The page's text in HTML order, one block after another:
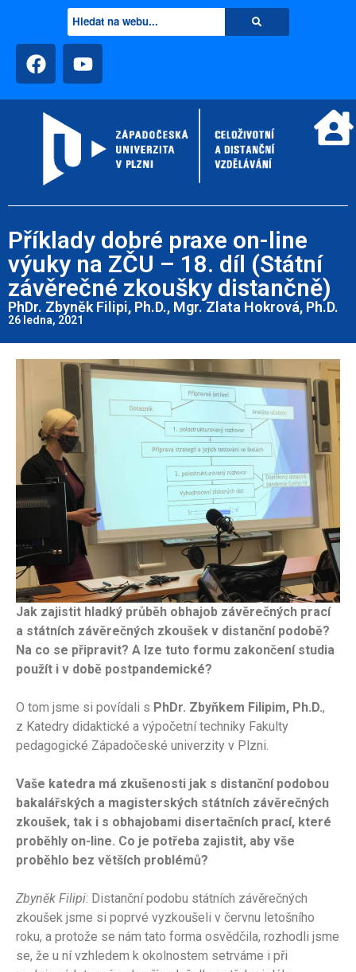
Příklady dobré praxe on-line
výuky na ZČU – 18. díl (Státní
závěrečné zkoušky distančně)
PhDr. Zbyněk Filipi, Ph.D., Mgr. Zlata Hokrová, Ph.D.
26 ledna, 2021
Jak zajistit hladký průběh obhajob závěrečných prací
a státních závěrečných zkoušek v distanční podobě?
Na co se připravit? A lze tuto formu zakončení studia
použít i v době postpandemické?
O tom jsme si povídali s PhDr. Zbyňkem Filipim, Ph.D.,
z Katedry didaktické a výpočetní techniky Fakulty
pedagogické Západočeské univerzity v Plzni.
Vaše katedra má zkušenosti jak s distanční podobou
bakalářských a magisterských státních závěrečných
zkoušek, tak i s obhajobami disertačních prací, které
proběhly on-line. Co je potřeba zajistit, aby vše
proběhlo bez větších problémů?
Zbyněk Filipi: Distanční podobu státních závěrečných
zkoušek jsme si poprvé vyzkoušeli v červnu letošního
roku, a protože se nám tato forma osvědčila, rozhodli jsme
se, že u ní vzhledem k okolnostem setrváme i při